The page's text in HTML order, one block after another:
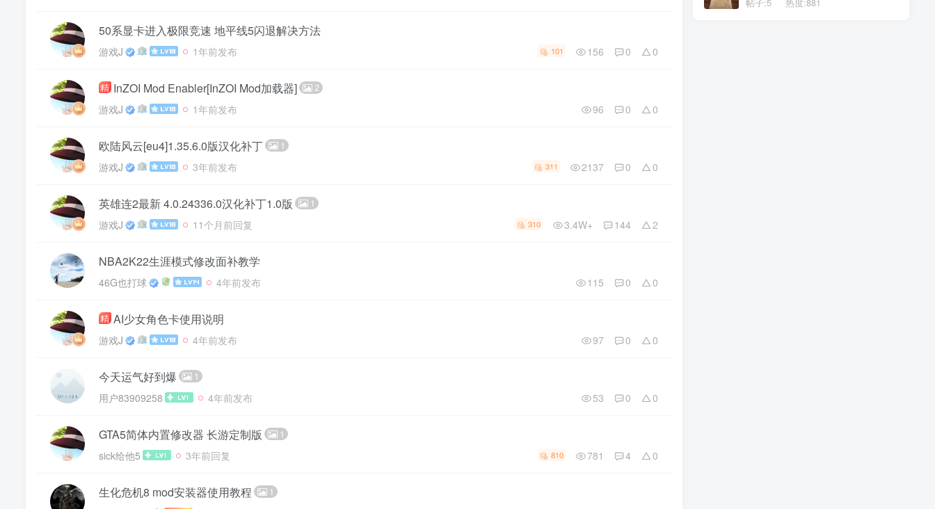
50系显卡进入极限竞速 地平线5闪退解决方法
游戏J 1年前发布 101 156 0 0
精 InZOI Mod Enabler[InZOI Mod加载器] 2
游戏J 1年前发布 96 0 0
欧陆风云[eu4]1.35.6.0版汉化补丁 1
游戏J 3年前发布 311 2137 0 0
英雄连2最新 4.0.24336.0汉化补丁1.0版 1
游戏J 11个月前回复 310 3.4W+ 144 2
NBA2K22生涯模式修改面补教学
46G也打球 4年前发布 115 0 0
精 AI少女角色卡使用说明
游戏J 4年前发布 97 0 0
今天运气好到爆 1
用户83909258 4年前发布 53 0 0
GTA5简体内置修改器 长游定制版 1
sick给他5 3年前回复 810 781 4 0
生化危机8 mod安装器使用教程 1
帖子:5 热度:881